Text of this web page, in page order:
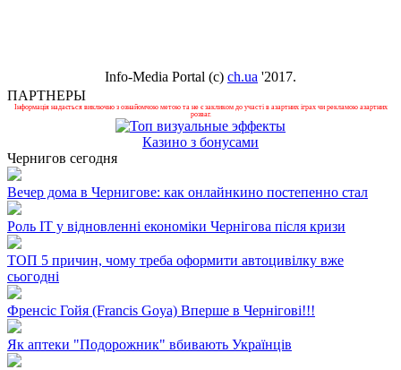
Info-Media Portal (c) ch.ua '2017.
ПАРТНЕРЫ
Інформація надається виключно з ознайомчою метою та не є закликом до участі в азартних іграх чи рекламою азартних
розваг.
Казино з бонусами
Чернигов сегодня
Вечер дома в Чернигове: как онлайнкино постепенно стал
Роль ІТ у відновленні економіки Чернігова після кризи
ТОП 5 причин, чому треба оформити автоцивілку вже
сьогодні
Френсіс Гойя (Francis Goya) Вперше в Чернігові!!!
Як аптеки "Подорожник" вбивають Українців